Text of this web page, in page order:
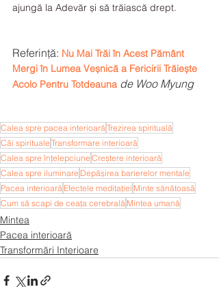
ajungă la Adevăr și să trăiască drept.
Referință: Nu Mai Trăi în Acest Pământ
Mergi în Lumea Veșnică a Fericirii Trăiește
Acolo Pentru Totdeauna de Woo Myung
Calea spre pacea interioară Trezirea spirituală
Căi spirituale Transformare interioară
Calea spre înțelepciune Creștere interioară
Calea spre iluminare Depășirea barierelor mentale
Pacea interioară Efectele meditației Minte sănătoasă
Cum să scapi de ceața cerebrală Mintea umană
Mintea
Pacea interioară
Transformări Interioare